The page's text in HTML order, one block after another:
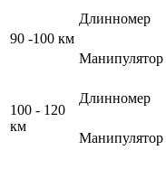
90 -100 км
Длинномер
Манипулятор
100 - 120
км
Длинномер
Манипулятор